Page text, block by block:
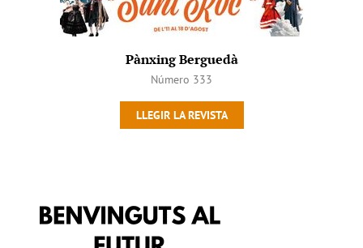
Pànxing Berguedà
Número 333
LLEGIR LA REVISTA